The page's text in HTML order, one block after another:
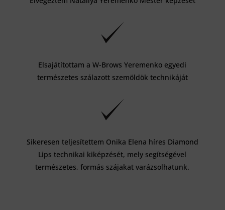
Elsajátítottam a W-Brows Yeremenko egyedi
természetes szálazott szemöldök technikáját
Sikeresen teljesítettem Onika Elena híres Diamond
Lips technikai kiképzését, mely segítségével
természetes, formás szájakat varázsolhatunk.